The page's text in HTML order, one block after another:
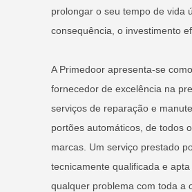
prolongar o seu tempo de vida
consequência, o investimento
A Primedoor apresenta-se
fornecedor de excelência na
serviços de reparação e
portões automáticos, de todos
marcas. Um serviço prestado
tecnicamente qualificada e
qualquer problema com toda a